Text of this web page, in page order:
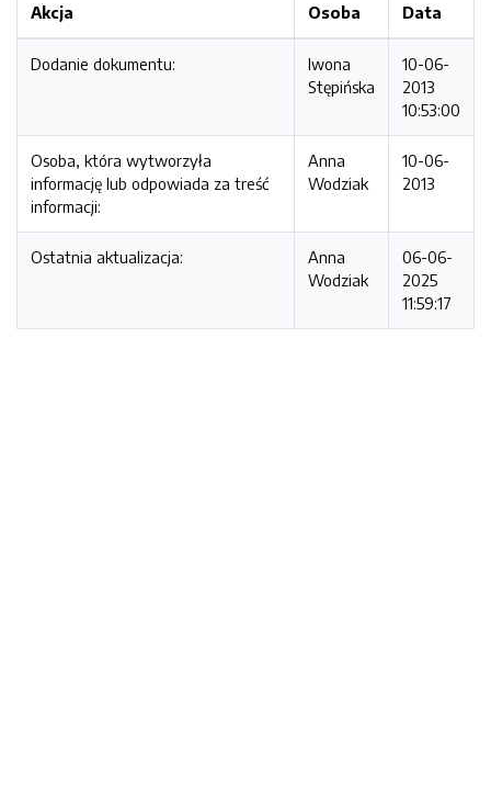
Akcja Osoba Data
Dodanie dokumentu:
Iwona
Stępińska
10-06-
2013
10:53:00
Osoba, która wytworzyła
informację lub odpowiada za treść
informacji:
Anna
Wodziak
10-06-
2013
Ostatnia aktualizacja:
Anna
Wodziak
06-06-
2025
11:59:17